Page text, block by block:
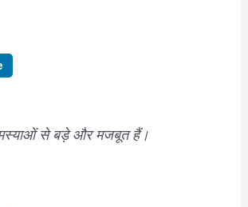
से बड़े और मजबूत हैं।